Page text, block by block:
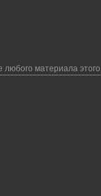
любого материала